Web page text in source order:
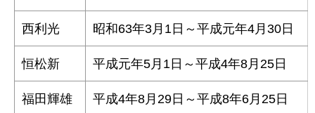
西利光 昭和63年3月1日～平成元年4月30日
恒松新 平成元年5月1日～平成4年8月25日
福田輝雄 平成4年8月29日～平成8年6月25日